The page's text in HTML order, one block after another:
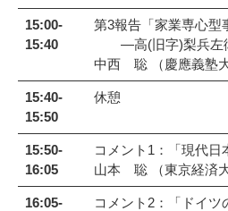
15:00-
15:40
第3報告「家業専心型
―高(旧字)梨兵左衛
中西 聡 （慶應義塾大
15:40-
15:50
休憩
15:50-
16:05
コメント1：「現代日
山本 聡 （東京経済大
16:05-
コメント2：「ドイツ